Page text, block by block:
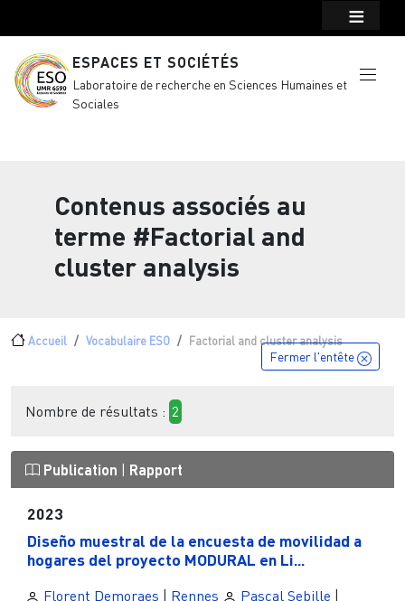
ESPACES ET SOCIÉTÉS
Laboratoire de recherche en Sciences Humaines et
Sociales
Contenus associés au
terme #Factorial and
cluster analysis
Fil d'Ariane
Accueil Vocabulaire ESO Factorial and cluster analysis
Fermer l'entête
Nombre de résultats : 2
Publication Rapport
2023
Diseño muestral de la encuesta de movilidad a
hogares del proyecto MODURAL en Li...
Florent Demoraes | Rennes Pascal Sebille |